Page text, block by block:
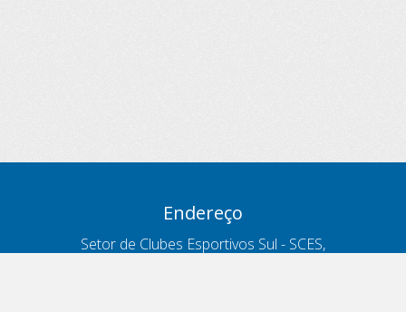
Endereço
Setor de Clubes Esportivos Sul - SCES,